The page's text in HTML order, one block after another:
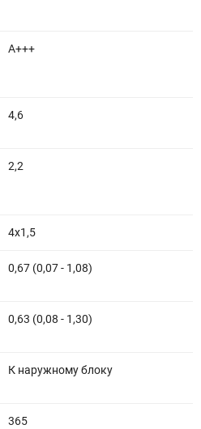
A+++
4,6
2,2
4x1,5
0,67 (0,07 - 1,08)
0,63 (0,08 - 1,30)
К наружному блоку
365